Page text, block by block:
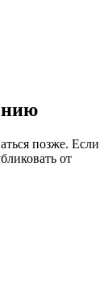
позже. Если
от